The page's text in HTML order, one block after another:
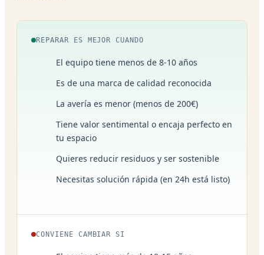
REPARAR ES MEJOR CUANDO
El equipo tiene menos de 8-10 años
Es de una marca de calidad reconocida
La avería es menor (menos de 200€)
Tiene valor sentimental o encaja perfecto en
tu espacio
Quieres reducir residuos y ser sostenible
Necesitas solución rápida (en 24h está listo)
CONVIENE CAMBIAR SI